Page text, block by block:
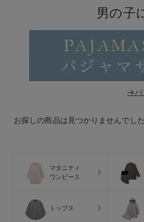
男の子
→パ
お探しの商品は見つかりませんでした
マタニティ
ワンピース
トップス